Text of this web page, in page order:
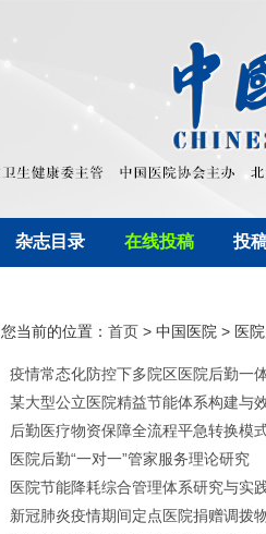
杂志目录 在线投稿 投
您当前的位置： 首页 > 中国医院 > 医
疫情常态化防控下多院区医院后勤一
某大型公立医院精益节能体系构建与
后勤医疗物资保障全流程平急转换模
医院后勤“一对一”管家服务理论研究
医院节能降耗综合管理体系研究与实
新冠肺炎疫情期间定点医院捐赠调拨